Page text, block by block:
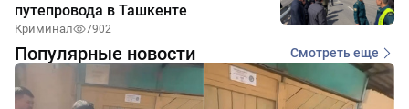
путепровода в Ташкенте
Криминал 7902
Популярные новости Смотреть еще